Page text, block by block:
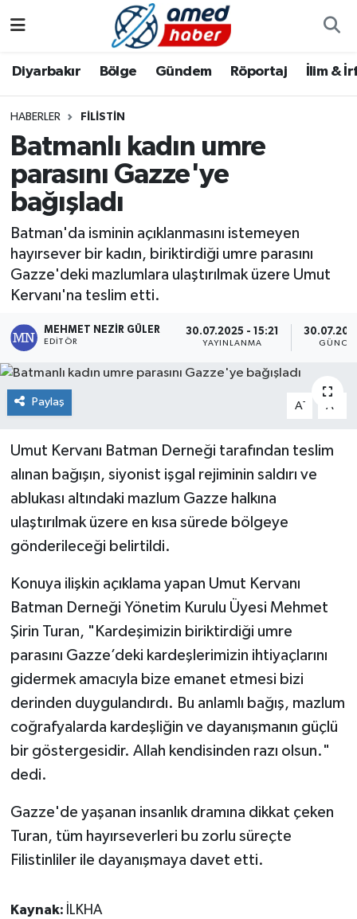
Diyarbakır Bölge Gündem Röportaj İlim &
HABERLER FILISTIN
Batmanlı kadın umre
parasını Gazze'ye
bağışladı
Batman'da isminin açıklanmasını istemeyen
hayırsever bir kadın, biriktirdiği umre parasını
Gazze'deki mazlumlara ulaştırılmak üzere Umut
Kervanı'na teslim etti.
MEHMET NEZIR GÜLER
EDITÖR
30.07.2025 - 15:21
YAYINLANMA
Paylaş A- A
Umut Kervanı Batman Derneği tarafından teslim
alınan bağışın, siyonist işgal rejiminin saldırı ve
ablukası altındaki mazlum Gazze halkına
ulaştırılmak üzere en kısa sürede bölgeye
gönderileceği belirtildi.
Konuya ilişkin açıklama yapan Umut Kervanı
Batman Derneği Yönetim Kurulu Üyesi Mehmet
Şirin Turan, "Kardeşimizin biriktirdiği umre
parasını Gazze’deki kardeşlerimizin ihtiyaçlarını
gidermek amacıyla bize emanet etmesi bizi
derinden duygulandırdı. Bu anlamlı bağış, mazlum
coğrafyalarda kardeşliğin ve dayanışmanın güçlü
bir göstergesidir. Allah kendisinden razı olsun."
dedi.
Gazze'de yaşanan insanlık dramına dikkat çeken
Turan, tüm hayırseverleri bu zorlu süreçte
Filistinliler ile dayanışmaya davet etti.
Kaynak: İLKHA
Bölge
Röportaj
Foto Galeri
Aile
Asayiş
Bilim & Teknoloji
Dünya
Eğitim
Ekonomi
Gündem
İlim & İrfan
Kültür & Sanat
KURDÎ
Sağlık
Siyaset
Spor
Diyarbakır Hava Durumu
Diyarbakır Namaz Vakitleri
Diyarbakır Trafik Yoğunluk Haritası
Tüm Manşetler
Son Dakika Haberleri
Haber Arşivi